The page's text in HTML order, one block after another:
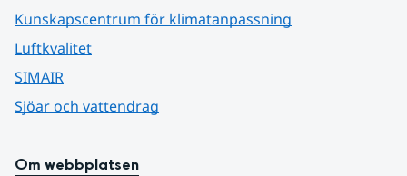
Kunskapscentrum för klimatanpassning
Luftkvalitet
SIMAIR
Sjöar och vattendrag
Om webbplatsen